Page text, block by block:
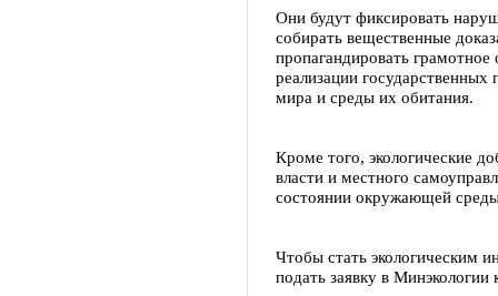
Они будут фиксировать
собирать вещественные
пропагандировать
реализации
мира и среды их обитания.
Кроме того, экологические
власти и местного
состоянии окружающей
Чтобы стать экологическим
подать заявку в Минэкологии